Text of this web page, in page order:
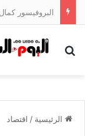
بحث عن
الرئيسية / اقتصاد